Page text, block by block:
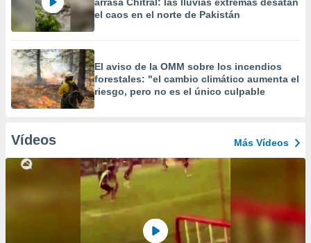
el caos en el norte de Pakistán
El aviso de la OMM sobre los incendios
forestales: "el cambio climático aumenta el
riesgo, pero no es el único culpable
Vídeos Más Vídeos